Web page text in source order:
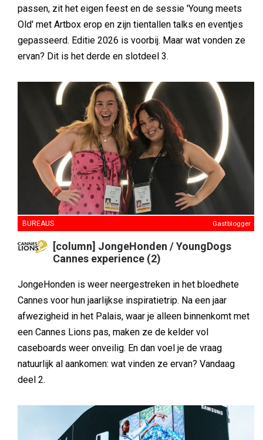
passen, zit het eigen feest en de sessie 'Young meets
Old' met Artbox erop en zijn tientallen talks en eventjes
gepasseerd. Editie 2026 is voorbij. Maar wat vonden ze
ervan? Dit is het derde en slotdeel 3.
BUREAUS Gastblogger
[column] JongeHonden / YoungDogs
Cannes experience (2)
JongeHonden is weer neergestreken in het bloedhete
Cannes voor hun jaarlijkse inspiratietrip. Na een jaar
afwezigheid in het Palais, waar je alleen binnenkomt met
een Cannes Lions pas, maken ze de kelder vol
caseboards weer onveilig. En dan voel je de vraag
natuurlijk al aankomen: wat vinden ze ervan? Vandaag
deel 2.